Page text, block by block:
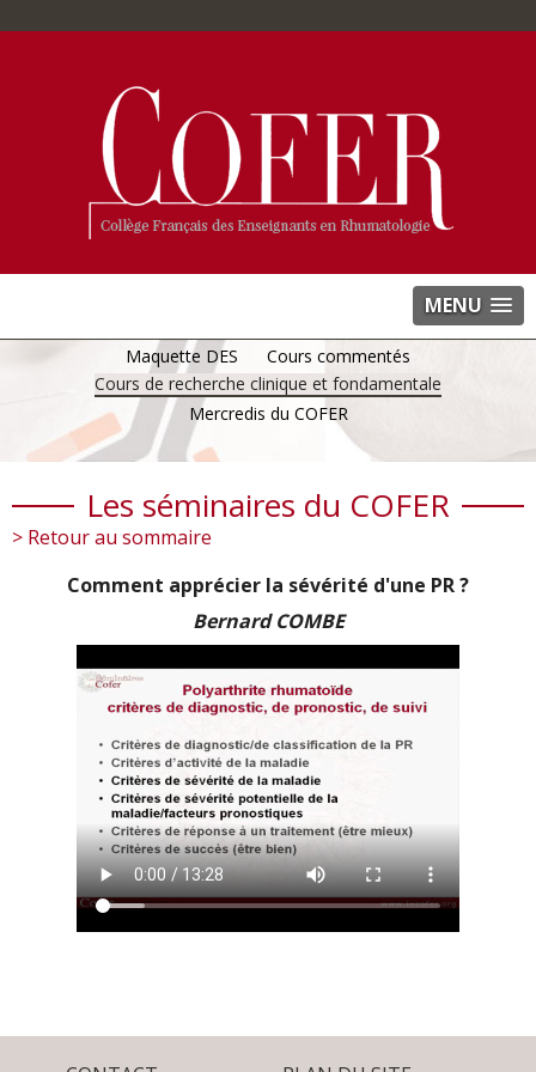
MENU
Maquette DES
Cours commentés
Cours de recherche clinique et fondamentale
Mercredis du COFER
Les séminaires du COFER
> Retour au sommaire
Comment apprécier la sévérité d'une PR ?
Bernard COMBE